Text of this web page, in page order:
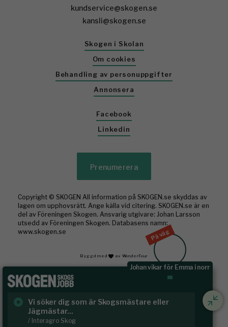
På väg
Johan vikar för Emma i norr
Vi söker dig som är Skogsmästare eller
Jägmästar...
/ Interagro Skog
kundservice@skogen.se
kansli@skogen.se
Skogen i Skolan
Om cookies
Behandling av personuppgifter
Annonsera
Facebook
Linkedin
Prenumerera
Copyright © SKOGEN All information på SKOGEN.se skyddas av
lagen om upphovsrätt. Ange källa vid citering. SKOGEN.se är en
del av Föreningen Skogen. Ansvarig utgivare: Johan Larsson
utsedd av Föreningen Skogen. Databasens namn:
www.skogen.se
Byggd med av WonderFour